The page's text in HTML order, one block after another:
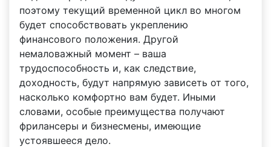
поэтому текущий временной цикл во многом
будет способствовать укреплению
финансового положения. Другой
немаловажный момент – ваша
трудоспособность и, как следствие,
доходность, будут напрямую зависеть от того,
насколько комфортно вам будет. Иными
словами, особые преимущества получают
фрилансеры и бизнесмены, имеющие
устоявшееся дело.